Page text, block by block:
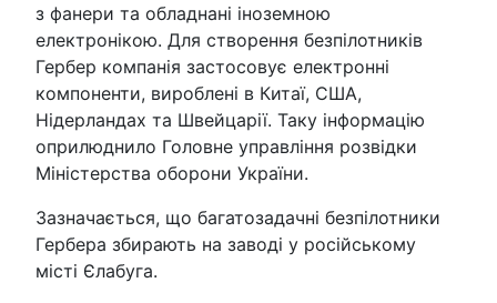
з фанери та обладнані іноземною
електронікою. Для створення безпілотників
Гербер компанія застосовує електронні
компоненти, вироблені в Китаї, США,
Нідерландах та Швейцарії. Таку інформацію
оприлюднило Головне управління розвідки
Міністерства оборони України.
Зазначається, що багатозадачні безпілотники
Гербера збирають на заводі у російському
місті Єлабуга.